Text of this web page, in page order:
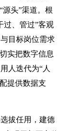
源头”渠道。根
过、管过”客观
目标岗位需求
实把数字信息
人迭代为“人
提供数据支
拔任用，建德